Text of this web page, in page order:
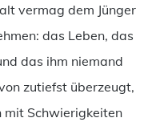
vermag dem Jünger
das Leben, das
das ihm niemand
zutiefst überzeugt,
mit Schwierigkeiten